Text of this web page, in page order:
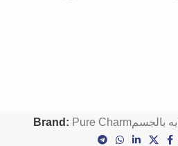
بالجسم Brand: Pure Charm